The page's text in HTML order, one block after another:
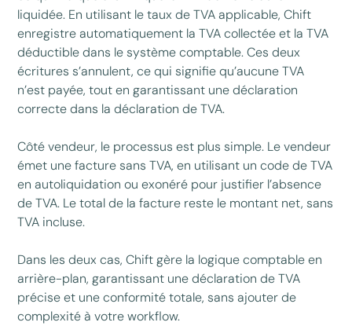
liquidée. En utilisant le taux de TVA applicable, Chift
enregistre automatiquement la TVA collectée et la TVA
déductible dans le système comptable. Ces deux
écritures s’annulent, ce qui signifie qu’aucune TVA
n’est payée, tout en garantissant une déclaration
correcte dans la déclaration de TVA.
Côté vendeur, le processus est plus simple. Le vendeur
émet une facture sans TVA, en utilisant un code de TVA
en autoliquidation ou exonéré pour justifier l’absence
de TVA. Le total de la facture reste le montant net, sans
TVA incluse.
Dans les deux cas, Chift gère la logique comptable en
arrière-plan, garantissant une déclaration de TVA
précise et une conformité totale, sans ajouter de
complexité à votre workflow.